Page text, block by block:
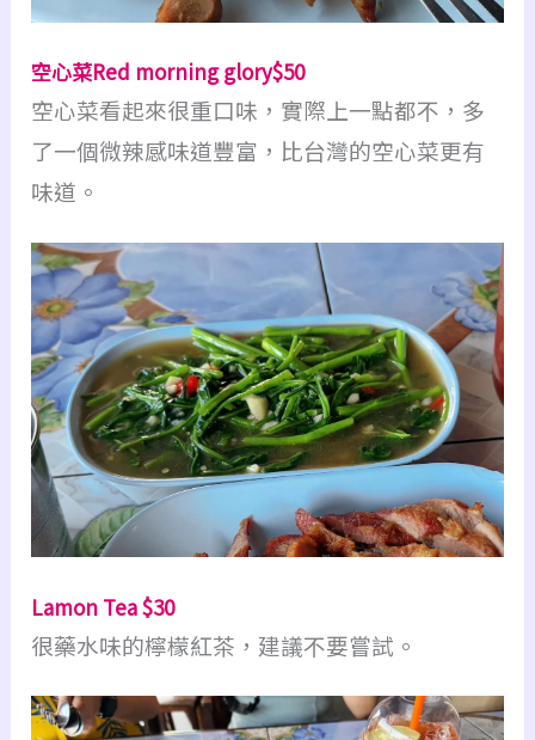
空心菜Red morning glory$50
空心菜看起來很重口味，實際上一點都不，多
了一個微辣感味道豐富，比台灣的空心菜更有
味道。
Lamon Tea $30
很藥水味的檸檬紅茶，建議不要嘗試。